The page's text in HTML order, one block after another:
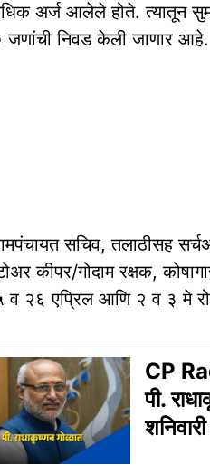
अर्ज आलेले होते. त्‍यातून
जणांची निवड केली जाणार आहे.
सचिव, तलाठीसह
कीपर/गोदाम रक्षक,
व २६ एप्रिल आणि २ व ३ मे
CP
पी.